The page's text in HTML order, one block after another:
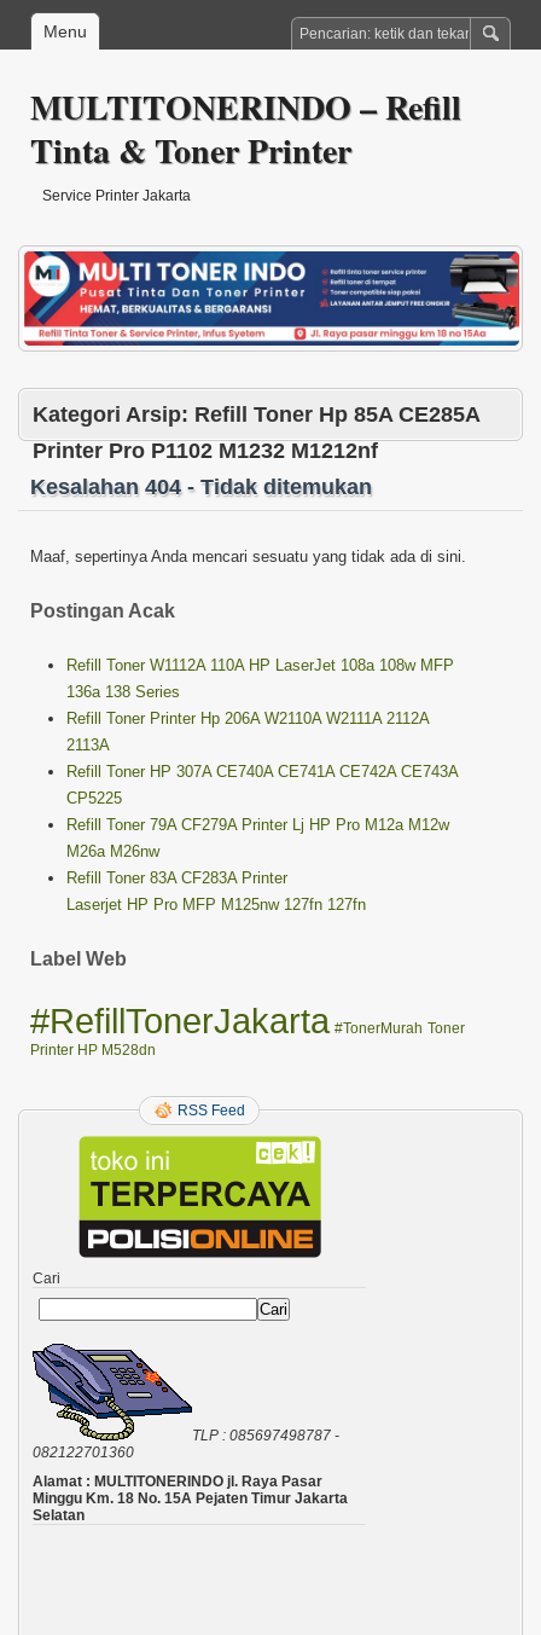
Menu
MULTITONERINDO – Refill
Tinta & Toner Printer
Service Printer Jakarta
Kategori Arsip: Refill Toner Hp 85A CE285A
Printer Pro P1102 M1232 M1212nf
Kesalahan 404 - Tidak ditemukan
Maaf, sepertinya Anda mencari sesuatu yang tidak ada di sini.
Postingan Acak
Refill Toner W1112A 110A HP LaserJet 108a 108w MFP
136a 138 Series
Refill Toner Printer Hp 206A W2110A W2111A 2112A
2113A
Refill Toner HP 307A CE740A CE741A CE742A CE743A
CP5225
Refill Toner 79A CF279A Printer Lj HP Pro M12a M12w
M26a M26nw
Refill Toner 83A CF283A Printer
Laserjet HP Pro MFP M125nw 127fn 127fn
Label Web
#RefillTonerJakarta #TonerMurah Toner
Printer HP M528dn
RSS Feed
Cari
Cari
TLP : 085697498787 -
082122701360
Alamat : MULTITONERINDO jl. Raya Pasar
Minggu Km. 18 No. 15A Pejaten Timur Jakarta
Selatan